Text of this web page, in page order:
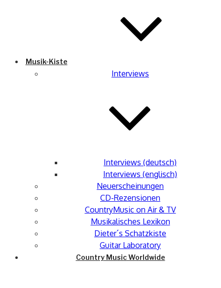
Musik-Kiste
Interviews
Interviews (deutsch)
Interviews (englisch)
Neuerscheinungen
CD-Rezensionen
CountryMusic on Air & TV
Musikalisches Lexikon
Dieter´s Schatzkiste
Guitar Laboratory
Country Music Worldwide